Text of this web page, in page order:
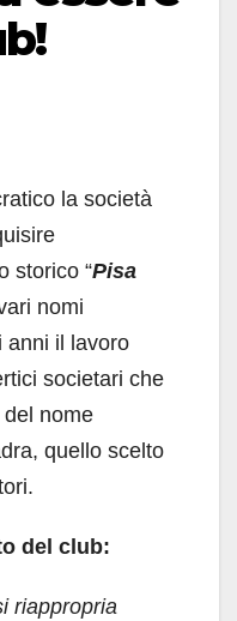
la società
storico “Pisa
nomi
anni il lavoro
societari che
nome
quello scelto
del club:
riappropria